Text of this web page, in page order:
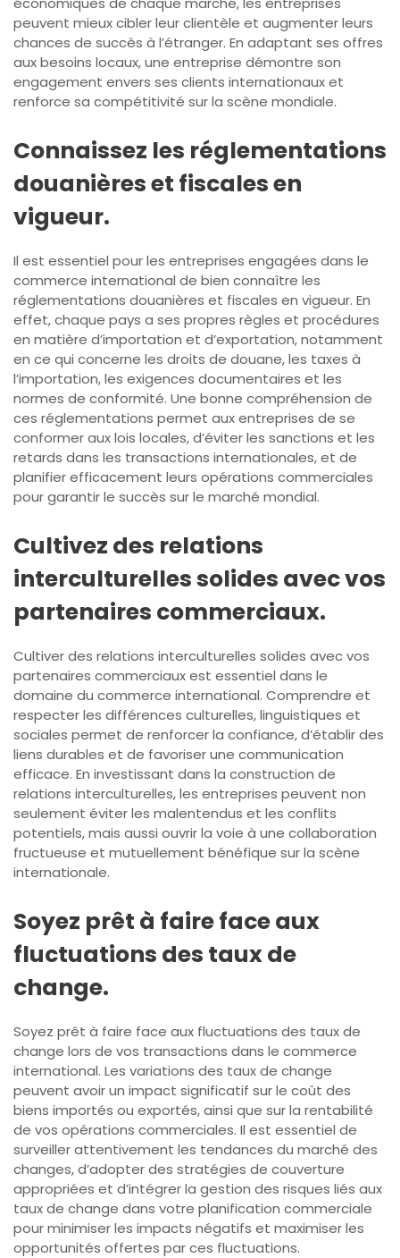
peuvent mieux cibler leur clientèle et augmenter leurs
chances de succès à l’étranger. En adaptant ses offres
aux besoins locaux, une entreprise démontre son
engagement envers ses clients internationaux et
renforce sa compétitivité sur la scène mondiale.
Connaissez les réglementations
douanières et fiscales en
vigueur.
Il est essentiel pour les entreprises engagées dans le
commerce international de bien connaître les
réglementations douanières et fiscales en vigueur. En
effet, chaque pays a ses propres règles et procédures
en matière d’importation et d’exportation, notamment
en ce qui concerne les droits de douane, les taxes à
l’importation, les exigences documentaires et les
normes de conformité. Une bonne compréhension de
ces réglementations permet aux entreprises de se
conformer aux lois locales, d’éviter les sanctions et les
retards dans les transactions internationales, et de
planifier efficacement leurs opérations commerciales
pour garantir le succès sur le marché mondial.
Cultivez des relations
interculturelles solides avec vos
partenaires commerciaux.
Cultiver des relations interculturelles solides avec vos
partenaires commerciaux est essentiel dans le
domaine du commerce international. Comprendre et
respecter les différences culturelles, linguistiques et
sociales permet de renforcer la confiance, d’établir des
liens durables et de favoriser une communication
efficace. En investissant dans la construction de
relations interculturelles, les entreprises peuvent non
seulement éviter les malentendus et les conflits
potentiels, mais aussi ouvrir la voie à une collaboration
fructueuse et mutuellement bénéfique sur la scène
internationale.
Soyez prêt à faire face aux
fluctuations des taux de
change.
Soyez prêt à faire face aux fluctuations des taux de
change lors de vos transactions dans le commerce
international. Les variations des taux de change
peuvent avoir un impact significatif sur le coût des
biens importés ou exportés, ainsi que sur la rentabilité
de vos opérations commerciales. Il est essentiel de
surveiller attentivement les tendances du marché des
changes, d’adopter des stratégies de couverture
appropriées et d’intégrer la gestion des risques liés aux
taux de change dans votre planification commerciale
pour minimiser les impacts négatifs et maximiser les
opportunités offertes par ces fluctuations.